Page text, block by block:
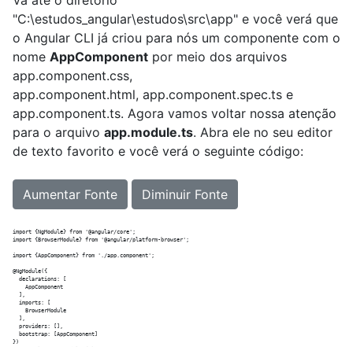
"C:\estudos_angular\estudos\src\app" e você verá que
o Angular CLI já criou para nós um componente com o
nome AppComponent por meio dos arquivos
app.component.css,
app.component.html, app.component.spec.ts e
app.component.ts. Agora vamos voltar nossa atenção
para o arquivo app.module.ts. Abra ele no seu editor
de texto favorito e você verá o seguinte código:
Aumentar Fonte Diminuir Fonte
import {NgModule} from '@angular/core';
import {BrowserModule} from '@angular/platform-browser';
import {AppComponent} from './app.component';
@NgModule({
  declarations: [
    AppComponent
  ],
  imports: [
    BrowserModule
  ],
  providers: [],
  bootstrap: [AppComponent]
})